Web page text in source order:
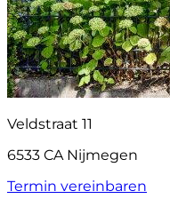
Veldstraat 11
6533 CA Nijmegen
Termin vereinbaren